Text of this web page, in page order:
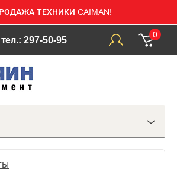
ТЕХНИКИ CAIMAN!
тел.: 297-50-95
0